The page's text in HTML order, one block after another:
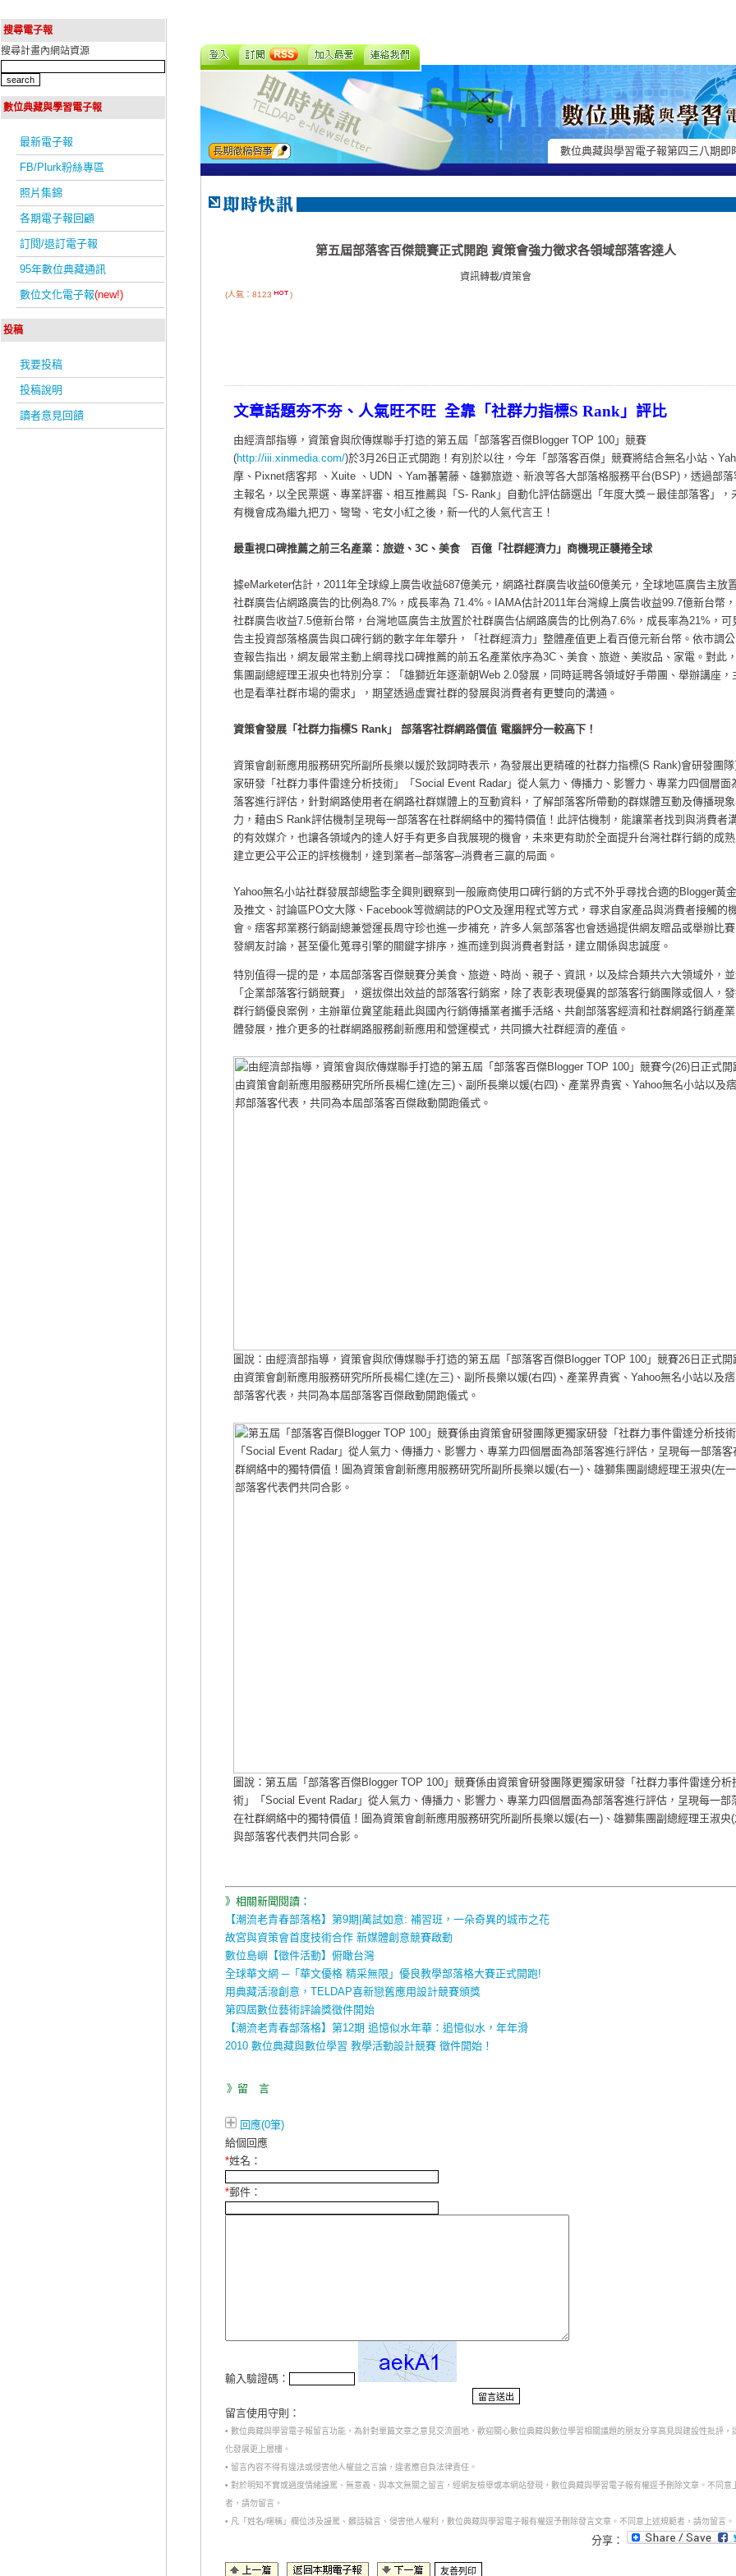
搜尋電子報
搜尋計畫內網站資源
數位典藏與學習電子報
最新電子報
FB/Plurk粉絲專區
照片集錦
各期電子報回顧
訂閱/退訂電子報
95年數位典藏通訊
數位文化電子報(new!)
投稿
我要投稿
投稿說明
讀者意見回饋
數位典藏與學習電子報第四三八期即
第五屆部落客百傑競賽正式開跑 資策會強力徵求各領域部落客達人
資訊轉載/資策會
(人氣：8123 )
文章話題夯不夯、人氣旺不旺 全靠「社群力指標S Rank 」評比
由經濟部指導，資策會與欣傳媒聯手打造的第五屆「部落客百傑Blogger TOP 100」競賽
(http://iii.xinmedia.com/)於3月26日正式開跑！有別於以往，今年「部落客百傑」競賽將結合無名小站、
摩、Pixnet痞客邦 、Xuite 、UDN 、Yam蕃薯藤、雄獅旅遊、新浪等各大部落格服務平台(BSP)，透過部落
主報名，以全民票選、專業評審、相互推薦與「S- Rank」自動化評估篩選出「年度大獎－最佳部落客」，
有機會成為繼九把刀、彎彎、宅女小紅之後，新一代的人氣代言王！
最重視口碑推薦之前三名產業：旅遊、3C、美食 百億「社群經濟力」商機現正襲捲全球
據eMarketer估計，2011年全球線上廣告收益687億美元，網路社群廣告收益60億美元，全球地區廣告主放
社群廣告佔網路廣告的比例為8.7%，成長率為 71.4%。IAMA估計2011年台灣線上廣告收益99.7億新台幣
社群廣告收益7.5億新台幣，台灣地區廣告主放置於社群廣告佔網路廣告的比例為7.6%，成長率為21%，可
告主投資部落格廣告與口碑行銷的數字年年攀升，「社群經濟力」整體產值更上看百億元新台幣。 依市調
查報告指出，網友最常主動上網尋找口碑推薦的前五名產業依序為3C、美食、旅遊、美妝品、家電。對此
集團副總經理王淑央也特別分享：「雄獅近年逐漸朝Web 2.0發展，同時延聘各領域好手帶團、舉辦講座，
也是看準社群市場的需求」，期望透過虛實社群的發展與消費者有更雙向的溝通。
資策會發展「社群力指標S Rank」 部落客社群網路價值 電腦評分一較高下！
資策會創新應用服務研究所副所長樂以媛於致詞時表示，為發展出更精確的社群力指標(S Rank)會研發團
家研發「社群力事件雷達分析技術」「Social Event Radar」從人氣力、傳播力、影響力、專業力四個層面
落客進行評估，針對網路使用者在網路社群媒體上的互動資料，了解部落客所帶動的群媒體互動及傳播現
力，藉由S Rank評估機制呈現每一部落客在社群網絡中的獨特價值！此評估機制，能讓業者找到與消費者
的有效媒介，也讓各領域內的達人好手有更多自我展現的機會，未來更有助於全面提升台灣社群行銷的成熟
建立更公平公正的評核機制，達到業者─部落客─消費者三贏的局面。
Yahoo無名小站社群發展部總監李全興則觀察到一般廠商使用口碑行銷的方式不外乎尋找合適的Blogger黃
及推文、討論區PO文大隊、Facebook等微網誌的PO文及運用程式等方式，尋求自家產品與消費者接觸的
會。痞客邦業務行銷副總兼營運長周守珍也進一步補充，許多人氣部落客也會透過提供網友贈品或舉辦比
發網友討論，甚至優化蒐尋引擎的關鍵字排序，進而達到與消費者對話，建立關係與忠誠度。
特別值得一提的是，本屆部落客百傑競賽分美食、旅遊、時尚、親子、資訊，以及綜合類共六大領域外，
「企業部落客行銷競賽」，選拔傑出效益的部落客行銷案，除了表彰表現優異的部落客行銷團隊或個人，
群行銷優良案例，主辦單位冀望能藉此與國內行銷傳播業者攜手活絡、共創部落客經濟和社群網路行銷產
體發展，推介更多的社群網路服務創新應用和營運模式，共同擴大社群經濟的產值。
圖說：由經濟部指導，資策會與欣傳媒聯手打造的第五屆「部落客百傑Blogger TOP 100」競賽26日正式開
由資策會創新應用服務研究所所長楊仁達(左三)、副所長樂以媛(右四)、產業界貴賓、Yahoo無名小站以及
部落客代表，共同為本屆部落客百傑啟動開跑儀式。
圖說：第五屆「部落客百傑Blogger TOP 100」競賽係由資策會研發團隊更獨家研發「社群力事件雷達分析
術」「Social Event Radar」從人氣力、傳播力、影響力、專業力四個層面為部落客進行評估，呈現每一部
在社群網絡中的獨特價值！圖為資策會創新應用服務研究所副所長樂以媛(右一)、雄獅集團副總經理王淑央
與部落客代表們共同合影。
》相關新聞閱讀：
【潮流老青春部落格】第9期|萬試如意: 補習班，一朵奇異的城市之花
故宮與資策會首度技術合作 新媒體創意競賽啟動
數位島嶼【徵件活動】俯瞰台灣
全球華文網 ─「華文優格 精采無限」優良教學部落格大賽正式開跑!
用典藏活潑創意，TELDAP喜新戀舊應用設計競賽頒獎
第四屆數位藝術評論獎徵件開始
【潮流老青春部落格】第12期 追憶似水年華：追憶似水，年年滑
2010 數位典藏與數位學習 教學活動設計競賽 徵件開始！
》留 言
回應(0筆)
給個回應
*姓名：
*郵件：
輸入驗證碼：
留言使用守則：
• 數位典藏與學習電子報留言功能，為針對單篇文章之意見交流園地，歡迎關心數位典藏與數位學習相關議題的朋友分享高見與建設性批評，
化發展更上層樓。
• 留言內容不得有違法或侵害他人權益之言論，違者應自負法律責任。
• 對於明知不實或過度情緒謾罵、無意義、與本文無關之留言，經網友檢舉或本網站發現，數位典藏與學習電子報有權逕予刪除文章。不同意
者，請勿留言。
• 凡「姓名/暱稱」欄位涉及謾罵、髒話穢言、侵害他人權利，數位典藏與學習電子報有權逕予刪除發言文章。不同意上述規範者，請勿留言。
分享：